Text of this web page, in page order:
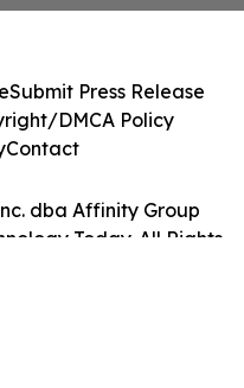
dba Affinity Group
Today. All Rights
Submit Press Release
DMCA Policy
Contact